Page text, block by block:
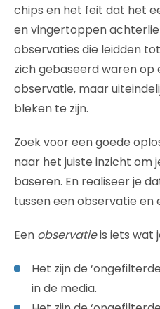
chips en het feit dat het
en vingertoppen
observaties die leidden
zich gebaseerd waren op
observatie, maar
bleken te zijn.
Zoek voor een goede
naar het juiste inzicht om
baseren. En realiseer je
tussen een observatie en
Een observatieis iets wat
Het zijn de
in de media.